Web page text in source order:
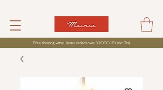
Free shipping within Japan orders over 33,000 JPY (incl,Tax)